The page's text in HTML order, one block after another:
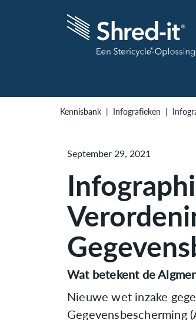
Kennisbank Infografieken
September 29, 2021
Wat betekent de
Nieuwe wet inzake
Gegevensbescherming